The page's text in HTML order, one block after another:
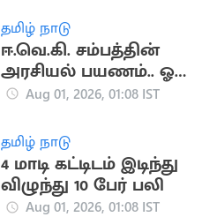
தமிழ் நாடு
ஈ.வெ.கி. சம்பத்தின்
அரசியல் பயணம்.. ஓர்
பார்வை
Aug 01, 2026, 01:08 IST
தமிழ் நாடு
4 மாடி கட்டிடம் இடிந்து
விழுந்து 10 பேர் பலி
Aug 01, 2026, 01:08 IST